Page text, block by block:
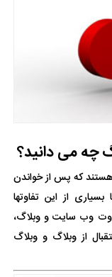
چه می دانید؟
که پس از خواندن
از این تفاوتها
وب سایت و وبلاگ،
از وبلاگ و وبلاگ